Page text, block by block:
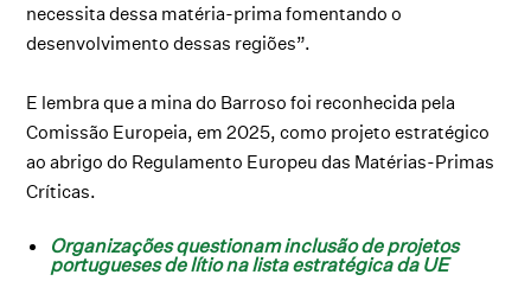
necessita dessa matéria-prima fomentando o
desenvolvimento dessas regiões”.
E lembra que a mina do Barroso foi reconhecida pela
Comissão Europeia, em 2025, como projeto estratégico
ao abrigo do Regulamento Europeu das Matérias-Primas
Críticas.
Organizações questionam inclusão de projetos
portugueses de lítio na lista estratégica da UE